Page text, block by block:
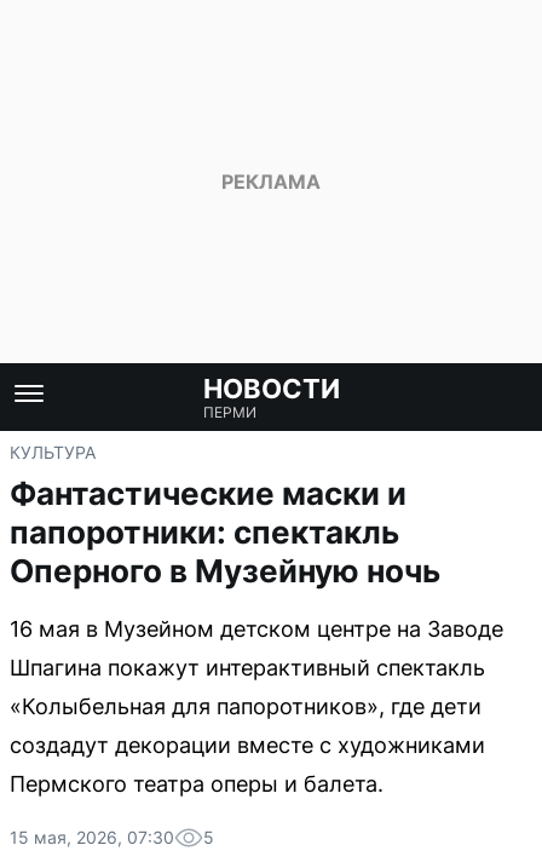
НОВОСТИ
ПЕРМИ
КУЛЬТУРА
Фантастические маски и
папоротники: спектакль
Оперного в Музейную ночь
16 мая в Музейном детском центре на Заводе
Шпагина покажут интерактивный спектакль
«Колыбельная для папоротников», где дети
создадут декорации вместе с художниками
Пермского театра оперы и балета.
15 мая, 2026, 07:30 5